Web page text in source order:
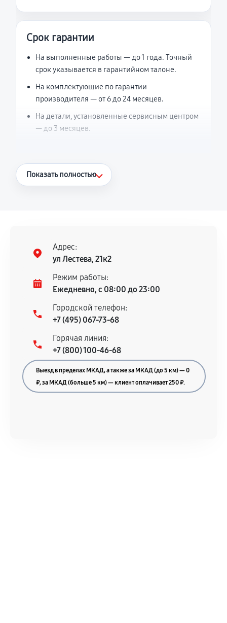
Срок гарантии
На выполненные работы — до 1 года. Точный
срок указывается в гарантийном талоне.
На комплектующие по гарантии
производителя — от 6 до 24 месяцев.
На детали, установленные сервисным центром
— до 3 месяцев.
Что считается гарантийным случаем
нормальной эксплуатации в течение
гарантийного срока.
Несоответствие комплектующей заявленным
техническим характеристикам.
Документы для подтверждения
гарантии
Гарантийный талон.
Акт выполненных работ с датой, перечнем
услуг и сроком гарантии.
Показать полностью
Адрес:
ул Лестева, 21к2
Режим работы:
Ежедневно, с 08:00 до 23:00
Городской телефон:
+7 (495) 067-73-68
Горячая линия:
+7 (800) 100-46-68
Выезд в пределах МКАД, а также за МКАД (до 5 км) — 0
₽, за МКАД (больше 5 км) — клиент оплачивает 250 ₽.